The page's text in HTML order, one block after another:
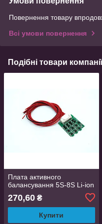
Повернення товару
Всі умови повернення
Подібні товари
Плата активного
балансування 5S-8S Li-ion
270,60 ₴
Купити